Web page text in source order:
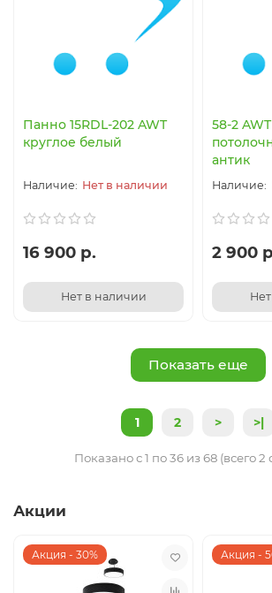
Панно 15RDL-202 AWT
круглое белый
Нет в наличии
16 900 р.
Нет в наличии
58-2
антик
2 900
Показать еще
1 2 > >|
Показано с 1 по 36 из 68 (всего 2
Акции
Акция - 30% Акция -